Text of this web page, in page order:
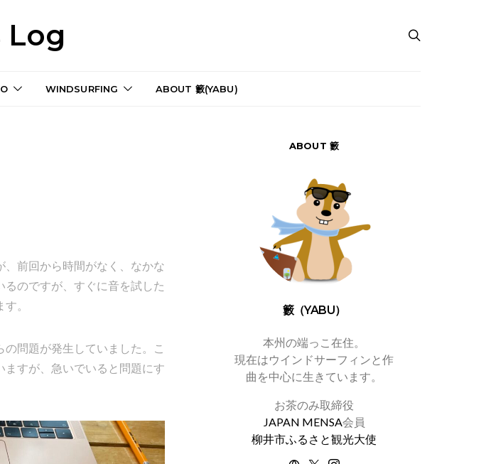
Log
WINDSURFING ABOUT 籔(YABU)
前回から時間がなく、なかな
のですが、すぐに音を試した
。
問題が発生していました。こ
すが、急いでいると問題にす
ABOUT 籔
籔（YABU）
本州の端っこ在住。
現在はウインドサーフィンと作
曲を中心に生きています。
お茶のみ取締役
JAPAN MENSA会員
柳井市ふるさと観光大使